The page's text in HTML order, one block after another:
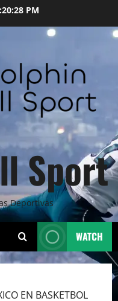
PM
Sport
Deportivas
WATCH
EN BASKETBOL